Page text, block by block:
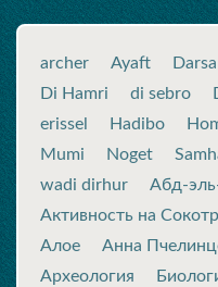
archer Ayaft Darsa
Di Hamri
di sebro
erissel
Hadibo
Mumi
Noget
wadi dirhur
Абд-
Активность на
Алое
Анна
Археология